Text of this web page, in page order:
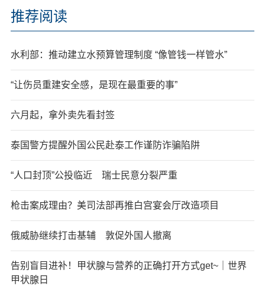
推荐阅读
水利部：推动建立水预算管理制度 “像管钱一样管水”
“让伤员重建安全感，是现在最重要的事”
六月起，拿外卖先看封签
泰国警方提醒外国公民赴泰工作谨防诈骗陷阱
“人口封顶”公投临近 瑞士民意分裂严重
枪击案成理由？美司法部再推白宫宴会厅改造项目
俄威胁继续打击基辅 敦促外国人撤离
告别盲目进补！甲状腺与营养的正确打开方式get~｜世界
甲状腺日